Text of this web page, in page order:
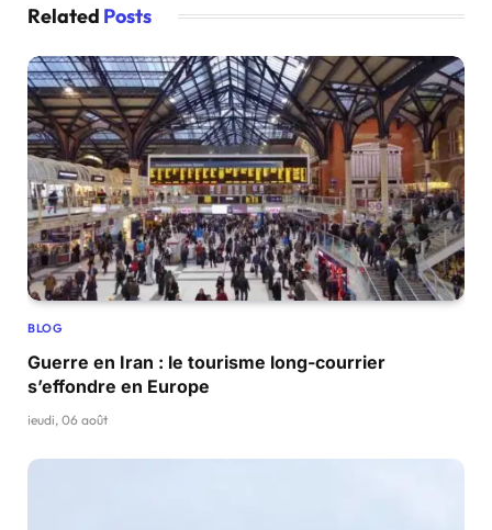
Related Posts
BLOG
Guerre en Iran : le tourisme long-courrier
s’effondre en Europe
jeudi, 06 août